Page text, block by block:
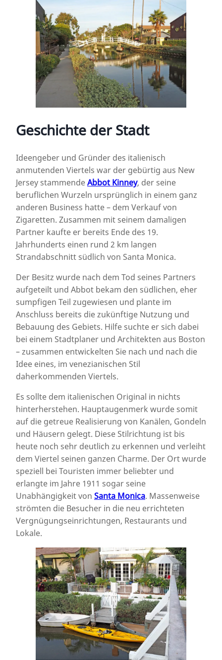
Geschichte der Stadt
Ideengeber und Gründer des italienisch
anmutenden Viertels war der gebürtig aus New
Jersey stammendeAbbot Kinney, der seine
beruflichen Wurzeln ursprünglich in einem ganz
anderen Business hatte – dem Verkauf von
Zigaretten. Zusammen mit seinem damaligen
Partner kaufte er bereits Ende des 19.
Jahrhunderts einen rund 2 km langen
Strandabschnitt südlich von Santa Monica.
Der Besitz wurde nach dem Tod seines Partners
aufgeteilt und Abbot bekam den südlichen, eher
sumpfigen Teil zugewiesen und plante im
Anschluss bereits die zukünftige Nutzung und
Bebauung des Gebiets. Hilfe suchte er sich dabei
bei einem Stadtplaner und Architekten aus Boston
– zusammen entwickelten Sie nach und nach die
Idee eines, im venezianischen Stil
daherkommenden Viertels.
Es sollte dem italienischen Original in nichts
hinterherstehen. Hauptaugenmerk wurde somit
auf die getreue Realisierung von Kanälen, Gondeln
und Häusern gelegt. Diese Stilrichtung ist bis
heute noch sehr deutlich zu erkennen und verleiht
dem Viertel seinen ganzen Charme. Der Ort wurde
speziell bei Touristen immer beliebter und
erlangte im Jahre 1911 sogar seine
Unabhängigkeit von Santa Monica. Massenweise
strömten die Besucher in die neu errichteten
Vergnügungseinrichtungen, Restaurants und
Lokale.